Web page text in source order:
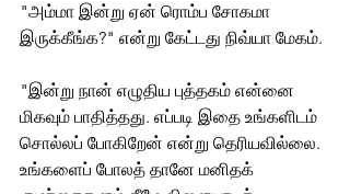
"அம்மா இன்று ஏன் ரொம்ப சோகமா
இருக்கீங்க?" என்று கேட்டது நிவ்யா மேகம்.
"இன்று நான் எழுதிய புத்தகம் என்னை
மிகவும் பாதித்தது. எப்படி இதை உங்களிடம்
சொல்லப் போகிறேன் என்று தெரியவில்லை.
உங்களைப் போலத் தானே மனிதக்